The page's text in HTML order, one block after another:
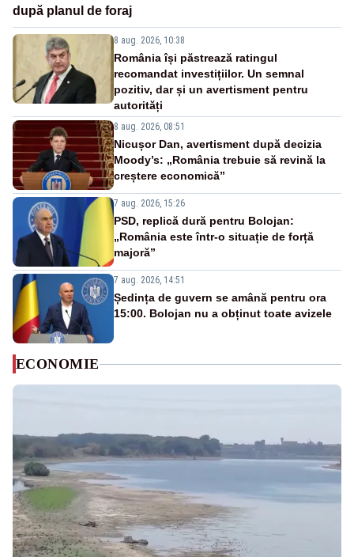
după planul de foraj
8 aug. 2026, 10:38
România își păstrează ratingul
recomandat investițiilor. Un semnal
pozitiv, dar și un avertisment pentru
autorități
8 aug. 2026, 08:51
Nicușor Dan, avertisment după decizia
Moody’s: „România trebuie să revină la
creștere economică”
7 aug. 2026, 15:26
PSD, replică dură pentru Bolojan:
„România este într-o situație de forță
majoră”
7 aug. 2026, 14:51
Ședința de guvern se amână pentru ora
15:00. Bolojan nu a obținut toate avizele
ECONOMIE